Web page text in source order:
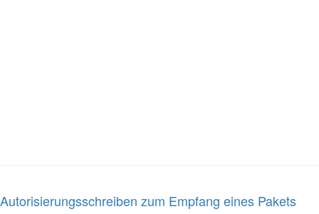
Autorisierungsschreiben zum Empfang eines Pakets